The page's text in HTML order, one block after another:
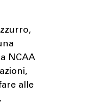
NCAA
alle